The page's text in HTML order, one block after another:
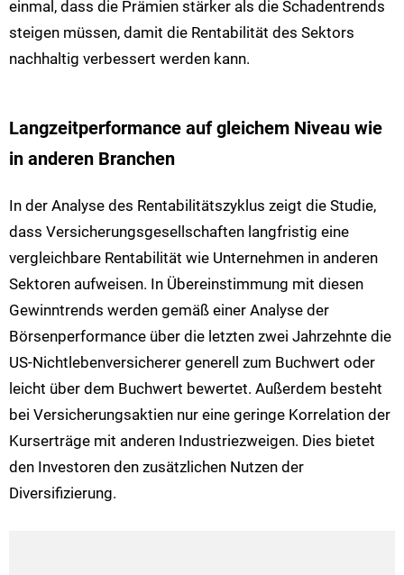
einmal, dass die Prämien stärker als die Schadentrends
steigen müssen, damit die Rentabilität des Sektors
nachhaltig verbessert werden kann.
Langzeitperformance auf gleichem Niveau wie
in anderen Branchen
In der Analyse des Rentabilitätszyklus zeigt die Studie,
dass Versicherungsgesellschaften langfristig eine
vergleichbare Rentabilität wie Unternehmen in anderen
Sektoren aufweisen. In Übereinstimmung mit diesen
Gewinntrends werden gemäß einer Analyse der
Börsenperformance über die letzten zwei Jahrzehnte die
US-Nichtlebenversicherer generell zum Buchwert oder
leicht über dem Buchwert bewertet. Außerdem besteht
bei Versicherungsaktien nur eine geringe Korrelation der
Kurserträge mit anderen Industriezweigen. Dies bietet
den Investoren den zusätzlichen Nutzen der
Diversifizierung.